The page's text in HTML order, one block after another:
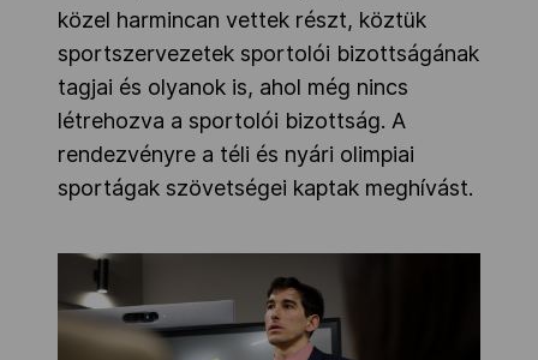
közel harmincan vettek részt, köztük
sportszervezetek sportolói bizottságának
tagjai és olyanok is, ahol még nincs
létrehozva a sportolói bizottság. A
rendezvényre a téli és nyári olimpiai
sportágak szövetségei kaptak meghívást.